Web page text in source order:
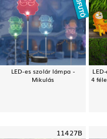
LED-es szolár lámpa -
Mikulás 4
11427B